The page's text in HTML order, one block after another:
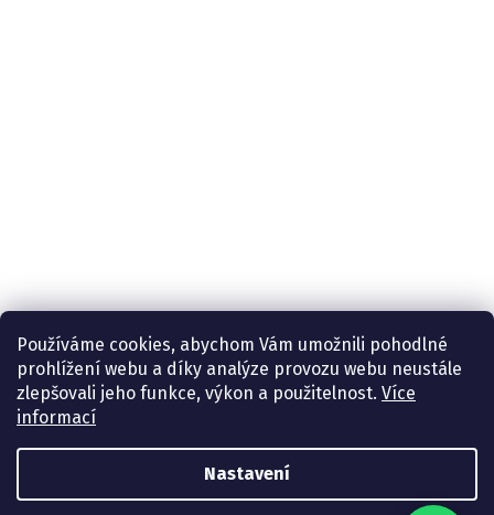
Používáme cookies, abychom Vám umožnili pohodlné
prohlížení webu a díky analýze provozu webu neustále
zlepšovali jeho funkce, výkon a použitelnost. Více
informací
Nastavení
Vytvořil Shoptet